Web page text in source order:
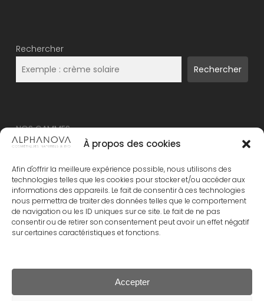
À propos des cookies
Afin d'offrir la meilleure expérience possible, nous utilisons des
technologies telles que les cookies pour stocker et/ou accéder aux
informations des appareils. Le fait de consentir à ces technologies
nous permettra de traiter des données telles que le comportement
de navigation ou les ID uniques sur ce site. Le fait de ne pas
consentir ou de retirer son consentement peut avoir un effet négatif
sur certaines caractéristiques et fonctions.
Accepter
Rechercher
Rechercher
NOS GAMMES
NOUVEAU – ALPHANOVA Thermal Care
ALPHANOVA Organic SUN
ALPHANOVA Daily SUN
ALPHANOVA Bebe
Alphanova Kids